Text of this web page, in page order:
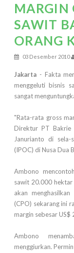
MARGIN
SAWIT
ORANG
03 Desember 2010
Jakarta - Fakta
menggeluti bisnis
sangat
"Rata-rata gross
Direktur PT Bakrie
Janurianto di sela-
(IPOC) di Nusa Dua
Ambono
sawit 20.000
akan
(CPO) sekarang ini
margin sebesar US$
Ambono
menggiurkan.